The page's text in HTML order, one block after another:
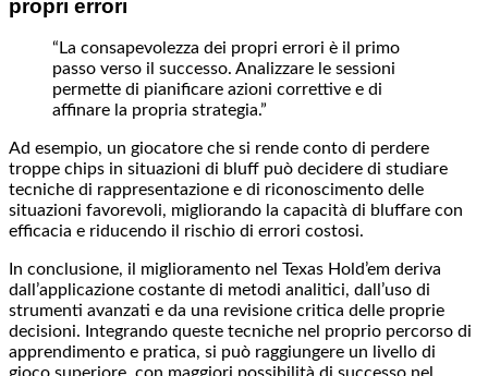
propri errori
“La consapevolezza dei propri errori è il primo
passo verso il successo. Analizzare le sessioni
permette di pianificare azioni correttive e di
affinare la propria strategia.”
Ad esempio, un giocatore che si rende conto di perdere
troppe chips in situazioni di bluff può decidere di studiare
tecniche di rappresentazione e di riconoscimento delle
situazioni favorevoli, migliorando la capacità di bluffare con
efficacia e riducendo il rischio di errori costosi.
In conclusione, il miglioramento nel Texas Hold’em deriva
dall’applicazione costante di metodi analitici, dall’uso di
strumenti avanzati e da una revisione critica delle proprie
decisioni. Integrando queste tecniche nel proprio percorso di
apprendimento e pratica, si può raggiungere un livello di